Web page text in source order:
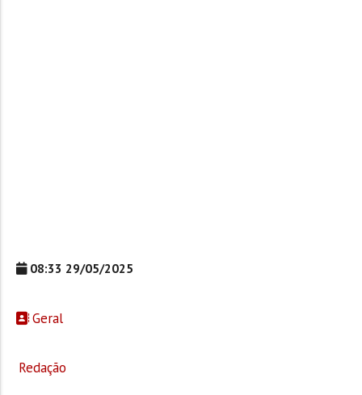
08:33 29/05/2025
Geral
Redação